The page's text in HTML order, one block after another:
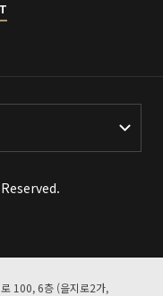
100, 6층 (을지로2가,